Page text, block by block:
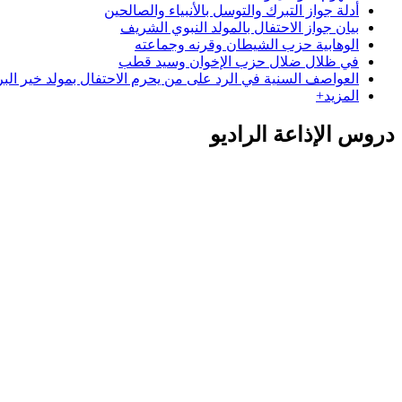
أدلة جواز التبرك والتوسل بالأنبياء والصالحين
بيان جواز الاحتفال بالمولد النبوي الشريف
الوهابية حزب الشيطان وقرنه وجماعته
في ظلال ضلال حزب الإخوان وسيد قطب
العواصف السنية في الرد على من يحرم الاحتفال بمولد خير
المزيد+
دروس الإذاعة الراديو